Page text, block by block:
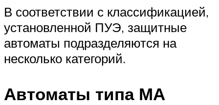
В соответствии с классификацией,
установленной ПУЭ, защитные
автоматы подразделяются на
несколько категорий.
Автоматы типа МА